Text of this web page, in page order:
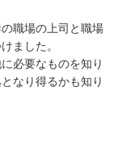
職場の上司と職場
ました。
必要なものを知り
なり得るかも知り